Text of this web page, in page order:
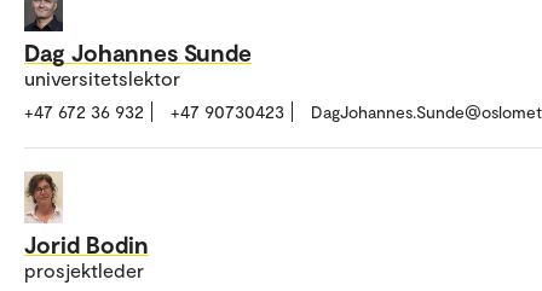
Dag Johannes Sunde
universitetslektor
+47 672 36 932 +47 90730423
Jorid Bodin
prosjektleder